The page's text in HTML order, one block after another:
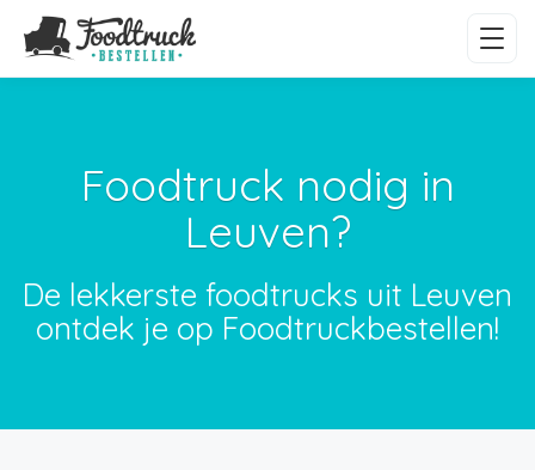
Foodtruck nodig in
Leuven?
De lekkerste foodtrucks uit Leuven
ontdek je op Foodtruckbestellen!